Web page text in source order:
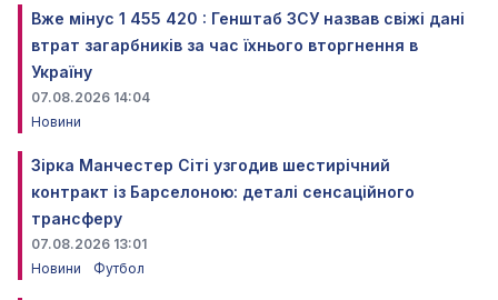
Вже мінус 1 455 420 : Генштаб ЗСУ назвав свіжі дані
втрат загарбників за час їхнього вторгнення в
Україну
07.08.2026 14:04
Новини
Зірка Манчестер Сіті узгодив шестирічний
контракт із Барселоною: деталі сенсаційного
трансферу
07.08.2026 13:01
Новини
Футбол